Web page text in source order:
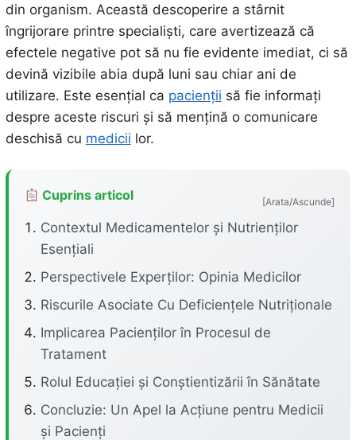
din organism. Această descoperire a stârnit
îngrijorare printre specialiști, care avertizează că
efectele negative pot să nu fie evidente imediat, ci să
devină vizibile abia după luni sau chiar ani de
utilizare. Este esențial ca pacienții să fie informați
despre aceste riscuri și să mențină o comunicare
deschisă cu medicii lor.
Cuprins articol [Arata/Ascunde]
Contextul Medicamentelor și Nutrienților
Esențiali
Perspectivele Experților: Opinia Medicilor
Riscurile Asociate Cu Deficiențele Nutriționale
Implicarea Pacienților în Procesul de
Tratament
Rolul Educației și Conștientizării în Sănătate
Concluzie: Un Apel la Acțiune pentru Medicii
și Pacienți